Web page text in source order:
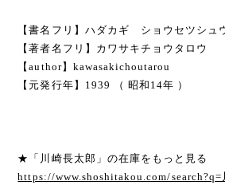
【書名フリ】ハダカギ ショウセツシュ
【著者名フリ】カワサキチョウタロウ
【author】kawasakichoutarou
【元発行年】1939 （ 昭和14年 ）
★「川崎長太郎」の在庫をもっと見る
https://www.shoshitakou.com/search?q=